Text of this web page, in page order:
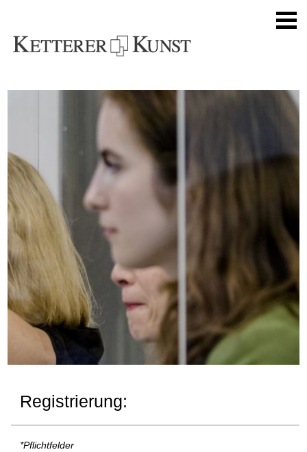
Registrierung:
*Pflichtfelder